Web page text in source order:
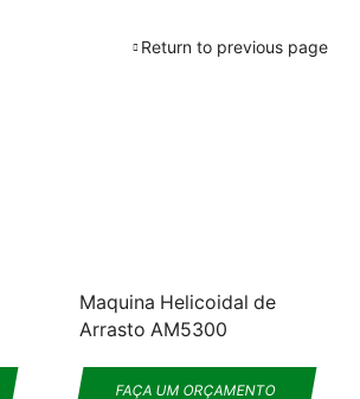
Return to previous page
Maquina Helicoidal de
Arrasto AM5300
FAÇA UM ORÇAMENTO